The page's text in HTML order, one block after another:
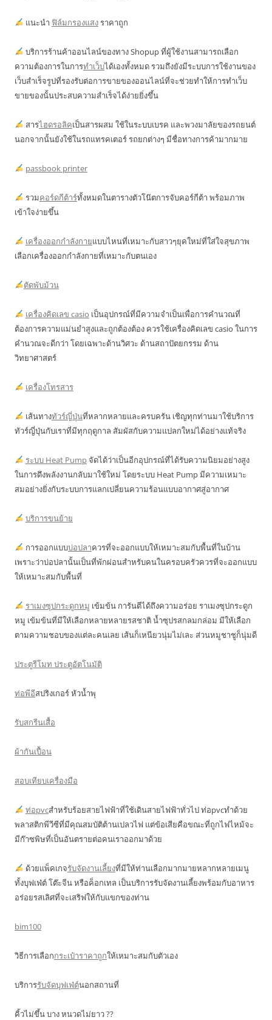
แนะนำ ฟิล์มกรองแสงราคาถูก
บริการร้านค้าออนไลน์ของทาง Shopup ที่ผู้ใช้งานสามารถเลือก
ความต้องการในการทำเว็บได้เองทั้งหมด รวมถึงยังมีระบบการใช้งานของ
เว็บสำเร็จรูปที่รองรับต่อการขายของออนไลน์ที่จะช่วยทำให้การทำเว็บ
ขายของนั้นประสบความสำเร็จได้ง่ายยิ่งขึ้น
สารไฮดรอลิคเป็นสารผสม ใช้ในระบบเบรค และพวงมาลัยของรถยนต์
นอกจากนั้นยังใช้ในรถแทรคเตอร์ รถยกต่างๆ มีชื่อทางการค้ามากมาย
passbook printer
รวมคอร์ดกีต้าร์ทั้งหมดในตารางตัวโน๊ตการจับคอร์กีต้า พร้อมภาพ
เข้าใจง่ายขึ้น
เครื่องออกกำลังกายแบบไหนที่เหมาะกับสาวๆยุคใหม่ที่ใส่ใจสุขภาพ
เลือกเครื่องออกกำลังกายที่เหมาะกับตนเอง
ตัดพับม้วน
เครื่องคิดเลข casio เป็นอุปกรณ์ที่มีความจำเป็นเพื่อการคำนวณที่
ต้องการความแม่นยำสูงและถูกต้องต้อง ควรใช้เครื่องคิดเลข casio ในการ
คำนวณจะดีกว่า โดยเฉพาะด้านวิศวะ ด้านสถาปัตยกรรม ด้าน
วิทยาศาสตร์
เครื่องโทรสาร
เส้นทางทัวร์ญี่ปุ่นที่หลากหลายและครบครัน เชิญทุกท่านมาใช้บริการ
ทัวร์ญี่ปุ่นกับเราที่มีทุกฤดูกาล สัมผัสกับความแปลกใหม่ได้อย่างแท้จริง
ระบบ Heat Pumpจัดได้ว่าเป็นอีกอุปกรณ์ที่ได้รับความนิยมอย่างสูง
ในการดึงพลังงานกลับมาใช้ใหม่ โดยระบบ Heat Pump มีความเหมาะ
สมอย่างยิ่งกับระบบการแลกเปลี่ยนความร้อนแบบอากาศสู่อากาศ
บริการขนย้าย
การออกแบบบ่อปลาควรที่จะออกแบบให้เหมาะสมกับพื้นที่ในบ้าน
เพราะว่าบ่อปลานั้นเป็นที่พักผ่อนสำหรับคนในครอบครัวควรที่จะออกแบบ
ให้เหมาะสมกับพื้นที่
ราเมงซุปกระดูกหมู เข้มข้น การันตีได้ถึงความอร่อย ราเมงซุปกระดูก
หมู เข้มข้นที่มีให้เลือกหลายหลายรสชาติ น้ำซุปรสกลมกล่อม มีให้เลือก
ตามความชอบของแต่ละคนเลย เส้นก็เหนียวนุ่มไม่เละ ส่วนหมูชาชูก็นุ่มดี
ประตูรีโมท ประตูอัตโนมัติ
ท่อพีอีสปริงเกอร์ หัวน้ำพุ
รับสกรีนเสื้อ
ผ้ากันเปื้อน
สอบเทียบเครื่องมือ
ท่อpvcสำหรับร้อยสายไฟฟ้าที่ใช้เดินสายไฟฟ้าทั่วไป ท่อpvcทำด้วย
พลาสติกพีวีซีที่มีคุณสมบัติต้านเปลวไฟ แต่ข้อเสียคือขณะที่ถูกไฟไหม้จะ
มีก๊าซพิษที่เป็นอันตรายต่อคนเราออกมาด้วย
ด้วยแพ็คเกจรับจัดงานเลี้ยงที่มีให้ท่านเลือกมากมายหลากหลายเมนู
ทั้งบุฟเฟ่ต์ โต๊ะจีน หรือค็อกเทล เป็นบริการรับจัดงานเลี้ยงพร้อมกับอาหาร
อร่อยรสเลิศที่จะเสริฟให้กับแขกของท่าน
bim100
วิธีการเลือกกระเป๋าราคาถูกให้เหมาะสมกับตัวเอง
บริการรับจัดบุฟเฟ่ต์นอกสถานที่
คิ้วไม่ขึ้น บาง หนวดไม่ยาว ??